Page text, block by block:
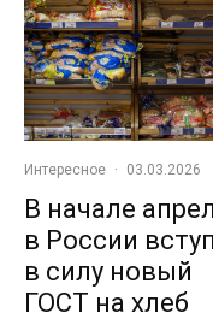
Интересное · 03.03.2026
В начале
в России
в силу новый
ГОСТ на хлеб